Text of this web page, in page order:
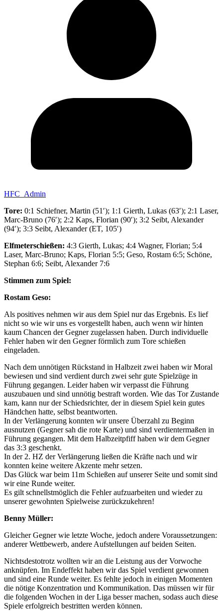
HFC_Admin
Tore: 0:1 Schiefner, Martin (51′); 1:1 Gierth, Lukas (63′); 2:1 Laser,
Marc-Bruno (76′); 2:2 Kaps, Florian (90′); 3:2 Seibt, Alexander
(94′); 3:3 Seibt, Alexander (ET, 105′)
Elfmeterschießen: 4:3 Gierth, Lukas; 4:4 Wagner, Florian; 5:4
Laser, Marc-Bruno; Kaps, Florian 5:5; Geso, Rostam 6:5; Schöne,
Stephan 6:6; Seibt, Alexander 7:6
Stimmen zum Spiel:
Rostam Geso:
Als positives nehmen wir aus dem Spiel nur das Ergebnis. Es lief
nicht so wie wir uns es vorgestellt haben, auch wenn wir hinten
kaum Chancen der Gegner zugelassen haben. Durch individuelle
Fehler haben wir den Gegner förmlich zum Tore schießen
eingeladen.
Nach dem unnötigen Rückstand in Halbzeit zwei haben wir Moral
bewiesen und sind verdient durch zwei sehr gute Spielzüge in
Führung gegangen. Leider haben wir verpasst die Führung
auszubauen und sind unnötig bestraft worden. Wie das Tor Zustande
kam, kann nur der Schiedsrichter, der in diesem Spiel kein gutes
Händchen hatte, selbst beantworten.
In der Verlängerung konnten wir unsere Überzahl zu Beginn
ausnutzen (Gegner sah die rote Karte) und sind verdientermaßen in
Führung gegangen. Mit dem Halbzeitpfiff haben wir dem Gegner
das 3:3 geschenkt.
In der 2. HZ der Verlängerung ließen die Kräfte nach und wir
konnten keine weitere Akzente mehr setzen.
Das Glück war beim 11m Schießen auf unserer Seite und somit sind
wir eine Runde weiter.
Es gilt schnellstmöglich die Fehler aufzuarbeiten und wieder zu
unserer gewohnten Spielweise zurückzukehren!
Benny Müller:
Gleicher Gegner wie letzte Woche, jedoch andere Voraussetzungen:
anderer Wettbewerb, andere Aufstellungen auf beiden Seiten.
Nichtsdestotrotz wollten wir an die Leistung aus der Vorwoche
anknüpfen. Im Endeffekt haben wir das Spiel verdient gewonnen
und sind eine Runde weiter. Es fehlte jedoch in einigen Momenten
die nötige Konzentration und Kommunikation. Das müssen wir für
die folgenden Wochen in der Liga besser machen, sodass auch diese
Spiele erfolgreich bestritten werden können.